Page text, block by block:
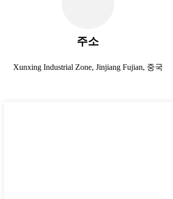
주소
Xunxing Industrial Zone, Jinjiang Fujian, 중국